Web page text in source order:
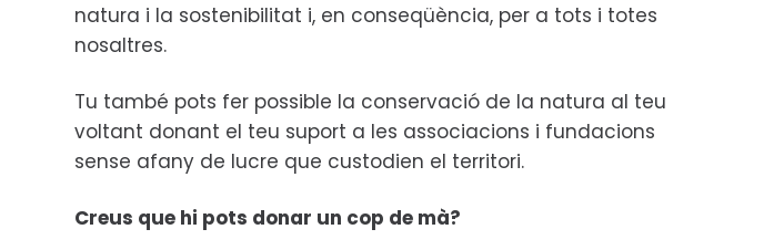
natura i la sostenibilitat i, en conseqüència, per a tots i totes
nosaltres.
Tu també pots fer possible la conservació de la natura al teu
voltant donant el teu suport a les associacions i fundacions
sense afany de lucre que custodien el territori.
Creus que hi pots donar un cop de mà?